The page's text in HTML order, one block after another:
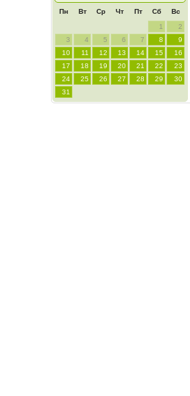
Пн Вт Ср Чт Пт Сб Вс
1
2
3
4 5 6 7 8
9
10
11 12 13 14 15
16
17
18 19 20 21 22
23
24
25 26 27 28 29
30
31